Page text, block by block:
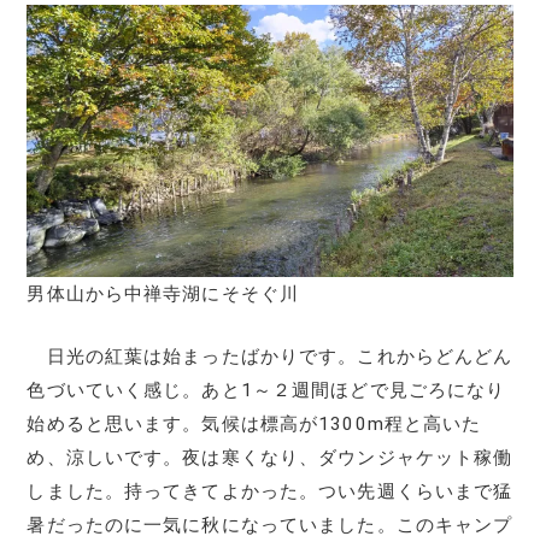
男体山から中禅寺湖にそそぐ川
日光の紅葉は始まったばかりです。これからどんどん
色づいていく感じ。あと1～２週間ほどで見ごろになり
始めると思います。気候は標高が1300m程と高いた
め、涼しいです。夜は寒くなり、ダウンジャケット稼働
しました。持ってきてよかった。つい先週くらいまで猛
暑だったのに一気に秋になっていました。このキャンプ